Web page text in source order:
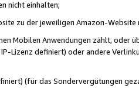
nicht einhalten;
zu der jeweiligen Amazon-
Mobilen Anwendungen zählt, oder
Lizenz definiert) oder andere
(für das Sondervergütungen